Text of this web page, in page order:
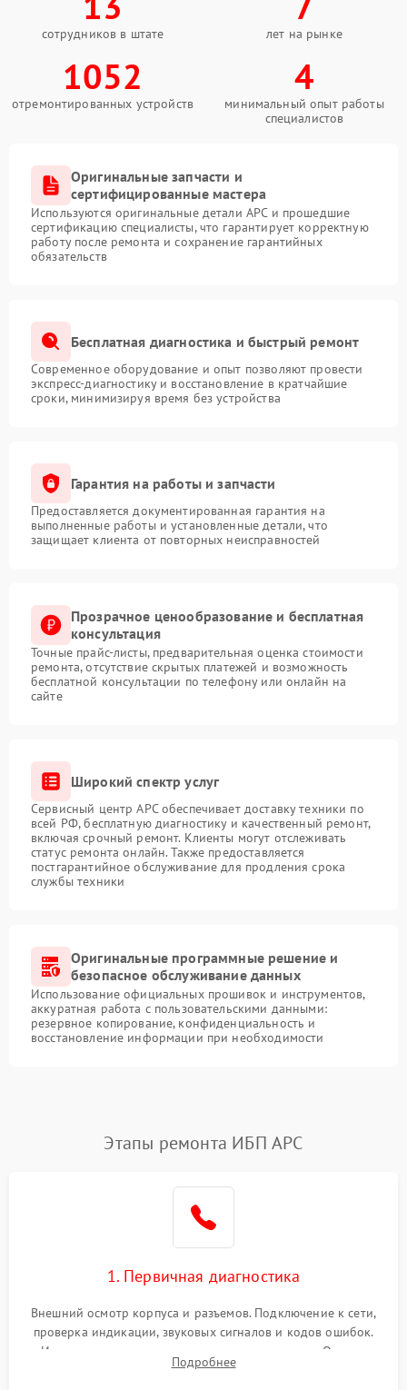
сотрудников в штате лет на рынке
1052
отремонтированных устройств
4
минимальный опыт работы
специалистов
Оригинальные запчасти и
сертифицированные мастера
Используются оригинальные детали APC и прошедшие
сертификацию специалисты, что гарантирует корректную
работу после ремонта и сохранение гарантийных
обязательств
Бесплатная диагностика и быстрый ремонт
Современное оборудование и опыт позволяют провести
экспресс-диагностику и восстановление в кратчайшие
сроки, минимизируя время без устройства
Гарантия на работы и запчасти
Предоставляется документированная гарантия на
выполненные работы и установленные детали, что
защищает клиента от повторных неисправностей
Прозрачное ценообразование и бесплатная
консультация
Точные прайс-листы, предварительная оценка стоимости
ремонта, отсутствие скрытых платежей и возможность
бесплатной консультации по телефону или онлайн на
сайте
Широкий спектр услуг
Сервисный центр APC обеспечивает доставку техники по
всей РФ, бесплатную диагностику и качественный ремонт,
включая срочный ремонт. Клиенты могут отслеживать
статус ремонта онлайн. Также предоставляется
постгарантийное обслуживание для продления срока
службы техники
Оригинальные программные решение и
безопасное обслуживание данных
Использование официальных прошивок и инструментов,
аккуратная работа с пользовательскими данными:
резервное копирование, конфиденциальность и
восстановление информации при необходимости
Этапы ремонта ИБП APC
1. Первичная диагностика
Внешний осмотр корпуса и разъемов. Подключение к сети,
проверка индикации, звуковых сигналов и кодов ошибок.
Измерение входного и выходного напряжения. Оценка
реакции ИБП на отключение основного питания без
Подробнее